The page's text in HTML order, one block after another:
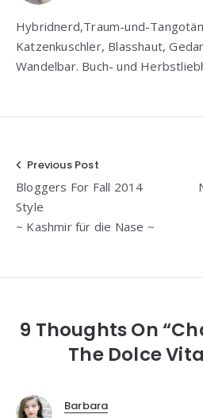
Hybridnerd,Traum-und-
Katzenkuschler, Blasshaut,
Wandelbar. Buch- und
Beitragsnavigation
Previous Post
Bloggers For Fall 2014
Style
~ Kashmir für die Nase ~
9 Thoughts On
The Dolce
Barbara